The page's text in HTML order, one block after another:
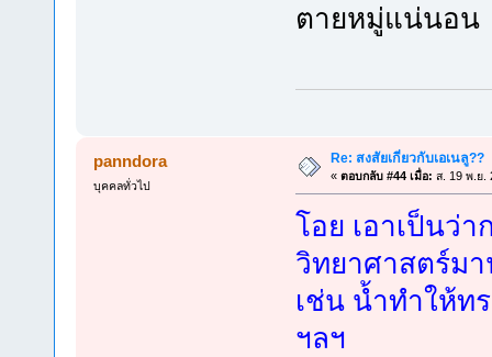
ตายหมู่แน่นอน
panndora
บุคคลทั่วไป
Re: สงสัยเกี่ยวกับเอเนลู??
« ตอบกลับ #44 เมื่อ: ส. 19 พ.ย.
โอย เอาเป็นว่
วิทยาศาสตร์ม
เช่น น้ำทำให้ท
ฯลฯ